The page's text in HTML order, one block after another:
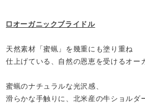
□オーガニックブライドル
天然素材「蜜蝋」を幾重にも塗り重ね
仕上げている、自然の恩恵を受けるオー
蜜蝋のナチュラルな光沢感、
滑らかな手触りに、北米産の牛ショルダ